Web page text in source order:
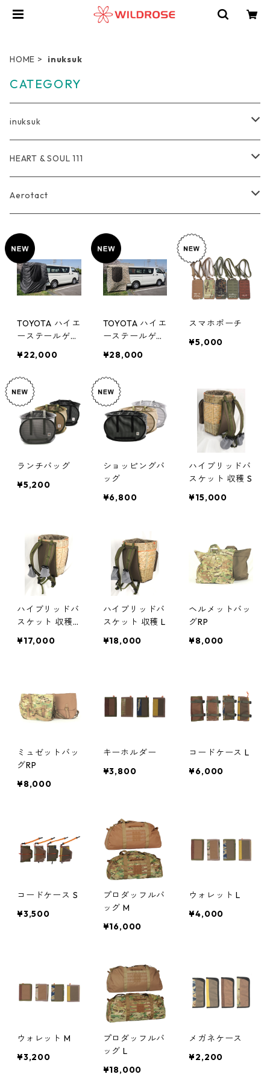
HOME inuksuk
CATEGORY
inuksuk
Everyday
Wallet
Key Holder
Cord Case
Shopping bag (foldable)
Lunch bag (foldable)
Sacoche (Para fabric)
Travel
Compression Pouch
Bag
Outdoor
Bag
Bear Spray Case
Emergency Bag UL
Umaibo Holster
Photographer
Battery/Media Case Set
HONDA ELEMENT TAILGATE CABANA
TOYOTA HIACE Tailgate Tent
School life
Umaibo Case
HEART & SOUL 111
Tote Bag
Rucksack
Pouch
Harness
Aerotact
Bag
軽量トートバッグ
ヘルメットケース
Accessories
AEROTACT ミニパラ
TOYOTA ハイエ
ーステールゲー
ック】
¥22,000
TOYOTA ハイエ
ーステールゲー
モ】
¥28,000
スマホポーチ
¥5,000
ランチバッグ
¥5,200
ショッピングバ
ッグ
¥6,800
ハイブリッドバ
スケット 収穫 S
¥15,000
ハイブリッドバ
スケット 収穫
¥17,000
ハイブリッドバ
スケット 収穫 L
¥18,000
ヘルメットバッ
グRP
¥8,000
ミュゼットバッ
グRP
¥8,000
キーホルダー
¥3,800
コードケース L
¥6,000
コードケース S
¥3,500
プロダッフルバ
ッグ M
¥16,000
ウォレット L
¥4,000
ウォレット M
¥3,200
プロダッフルバ
ッグ L
¥18,000
メガネケース
¥2,200